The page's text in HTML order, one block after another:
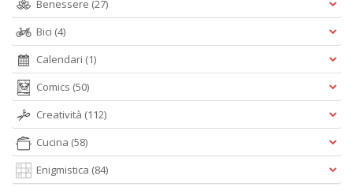
Benessere (27)
Bici (4)
Calendari (1)
Comics (50)
Creatività (112)
Cucina (58)
Enigmistica (84)